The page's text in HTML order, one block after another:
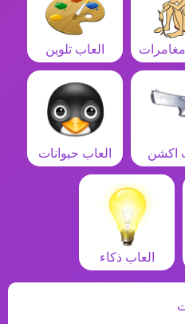
مغامرات العاب تلوين
اكشن العاب حيوانات
العاب ذكاء